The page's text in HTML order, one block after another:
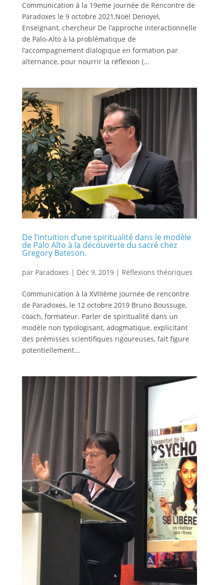
Communication à la 19eme journée de Rencontre de
Paradoxes le 9 octobre 2021,Noël Denoyel,
Enseignant, chercheur De l’approche interactionnelle
de Palo-Alto à la problématique de
l’accompagnement dialogique en formation par
alternance, pour nourrir la réflexion (...
De l’intuition d’une spiritualité dans le modèle
de Palo Alto à la découverte du sacré chez
Gregory Bateson.
par Paradoxes | Déc 9, 2019| Réflexions théoriques
Communication à la XVIIIème journée de rencontre
de Paradoxes, le 12 octobre 2019 Bruno Boussuge,
coach, formateur. Parler de spiritualité dans un
modèle non typologisant, adogmatique, explicitant
des prémisses scientifiques rigoureuses, fait figure
potentiellement...